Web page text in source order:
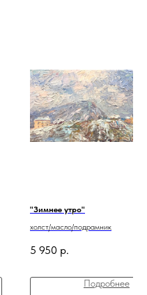
"Зимнее утро"
холст/масло/подрамник
5 950 р.
Подробнее